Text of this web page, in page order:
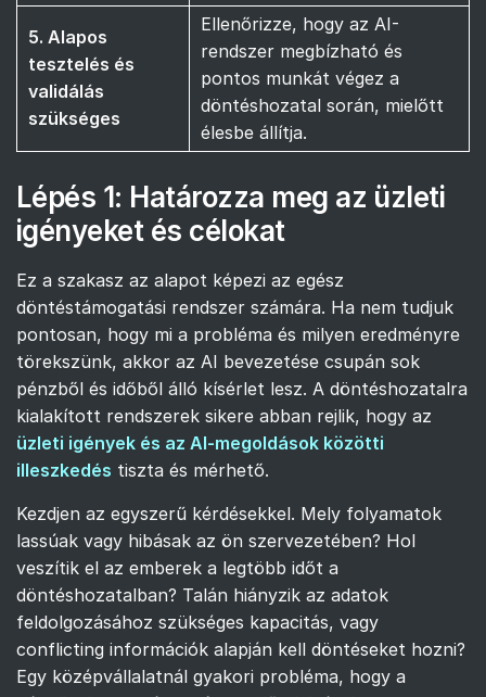
5. Alapos
tesztelés és
validálás
szükséges
Ellenőrizze, hogy az AI-
rendszer megbízható és
pontos munkát végez a
döntéshozatal során, mielőtt
élesbe állítja.
Lépés 1: Határozza meg az üzleti
igényeket és célokat
Ez a szakasz az alapot képezi az egész
döntéstámogatási rendszer számára. Ha nem tudjuk
pontosan, hogy mi a probléma és milyen eredményre
törekszünk, akkor az AI bevezetése csupán sok
pénzből és időből álló kísérlet lesz. A döntéshozatalra
kialakított rendszerek sikere abban rejlik, hogy az
üzleti igények és az AI-megoldások közötti
illeszkedés tiszta és mérhető.
Kezdjen az egyszerű kérdésekkel. Mely folyamatok
lassúak vagy hibásak az ön szervezetében? Hol
veszítik el az emberek a legtöbb időt a
döntéshozatalban? Talán hiányzik az adatok
feldolgozásához szükséges kapacitás, vagy
conflicting információk alapján kell döntéseket hozni?
Egy középvállalatnál gyakori probléma, hogy a